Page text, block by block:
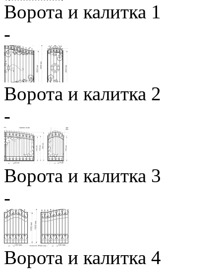
Ворота и калитка 1
-
Ворота и калитка 2
-
Ворота и калитка 3
-
Ворота и калитка 4